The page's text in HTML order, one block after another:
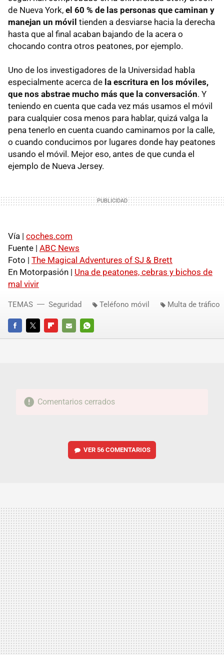
de Nueva York, el 60 % de las personas que caminan y
manejan un móvil tienden a desviarse hacia la derecha
hasta que al final acaban bajando de la acera o
chocando contra otros peatones, por ejemplo.
Uno de los investigadores de la Universidad habla
especialmente acerca de la escritura en los móviles,
que nos abstrae mucho más que la conversación. Y
teniendo en cuenta que cada vez más usamos el móvil
para cualquier cosa menos para hablar, quizá valga la
pena tenerlo en cuenta cuando caminamos por la calle,
o cuando conducimos por lugares donde hay peatones
usando el móvil. Mejor eso, antes de que cunda el
ejemplo de Nueva Jersey.
Vía | coches.com
Fuente | ABC News
Foto | The Magical Adventures of SJ & Brett
En Motorpasión | Una de peatones, cebras y bichos de
mal vivir
FACEBOOKTWITTERFLIPBOARD
E-
WHATSAPP
TEMAS Seguridad Teléfono móvil Multa de tráfico
Comentarios cerrados
VER 56 COMENTARIOS